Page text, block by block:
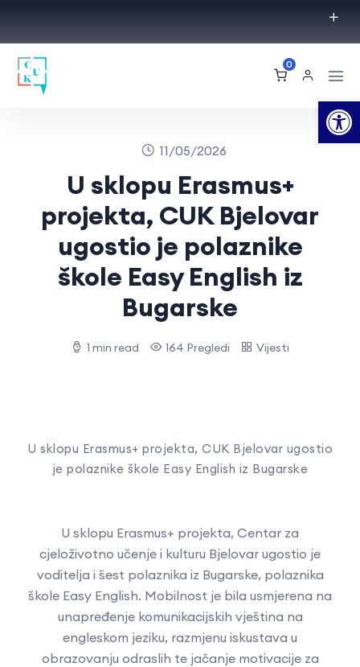
0
11/05/2026
U sklopu Erasmus+
projekta, CUK Bjelovar
ugostio je polaznike
škole Easy English iz
Bugarske
1 min read 164 Pregledi Vijesti
U sklopu Erasmus+ projekta, CUK Bjelovar ugostio
je polaznike škole Easy English iz Bugarske
U sklopu Erasmus+ projekta, Centar za
cjeloživotno učenje i kulturu Bjelovar ugostio je
voditelja i šest polaznika iz Bugarske, polaznika
škole Easy English. Mobilnost je bila usmjerena na
unapređenje komunikacijskih vještina na
engleskom jeziku, razmjenu iskustava u
obrazovanju odraslih te jačanje motivacije za